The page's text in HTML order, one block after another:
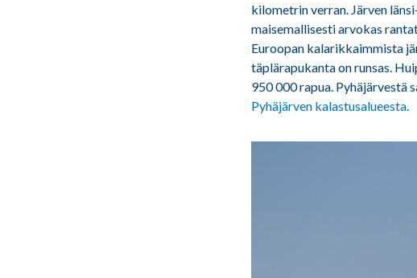
kilometrin verran. Järven
maisemallisesti arvokas
Euroopan kalarikkaimmista
täplärapukanta on runsas.
950 000 rapua. Pyhäjärvestä
Pyhäjärven kalastusalueesta.